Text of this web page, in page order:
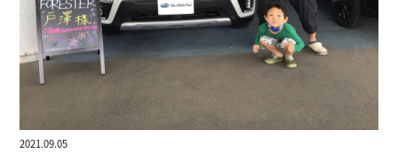
2021.09.05